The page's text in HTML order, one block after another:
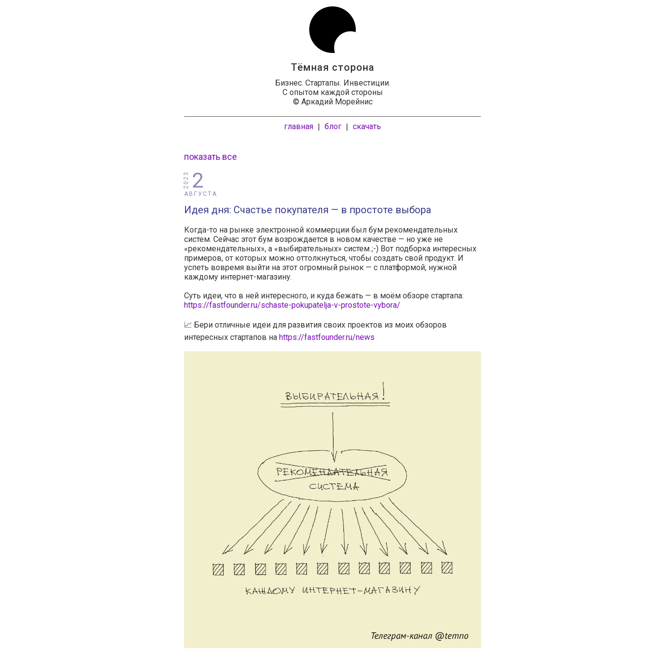
Тёмная сторона
Бизнес. Стартапы. Инвестиции.
С опытом каждой стороны
© Аркадий Морейнис
главная | блог | скачать
показать все
2
АВГУСТА
2023
Идея дня: Счастье покупателя — в простоте выбора
Когда-то на рынке электронной коммерции был бум рекомендательных
систем. Сейчас этот бум возрождается в новом качестве — но уже не
«рекомендательных», а «выбирательных» систем ;-) Вот подборка интересных
примеров, от которых можно оттолкнуться, чтобы создать свой продукт. И
успеть вовремя выйти на этот огромный рынок — с платформой, нужной
каждому интернет-магазину.
Суть идеи, что в ней интересного, и куда бежать — в моём обзоре стартапа:
https://fastfounder.ru/schaste-pokupatelja-v-prostote-vybora/
📈 Бери отличные идеи для развития своих проектов из моих обзоров
интересных стартапов на https://fastfounder.ru/news